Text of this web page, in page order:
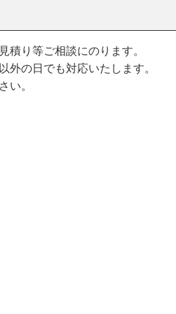
積り等ご相談にのります。
外の日でも対応いたします。
い。